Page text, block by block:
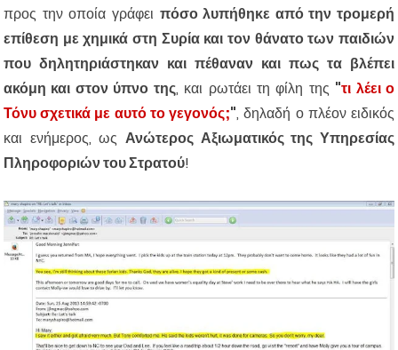
προς την οποία γράφει πόσο λυπήθηκε από την τρομερή
επίθεση με χημικά στη Συρία και τον θάνατο των παιδιών
που δηλητηριάστηκαν και πέθαναν και πως τα βλέπει
ακόμη και στον ύπνο της, και ρωτάει τη φίλη της "τι λέει ο
Τόνυ σχετικά με αυτό το γεγονός;", δηλαδή ο πλέον ειδικός
και ενήμερος, ως Ανώτερος Αξιωματικός της Υπηρεσίας
Πληροφοριών του Στρατού!